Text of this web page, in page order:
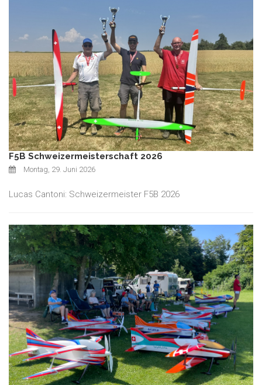
F5B Schweizermeisterschaft 2026
Montag, 29. Juni 2026
Lucas Cantoni: Schweizermeister F5B 2026